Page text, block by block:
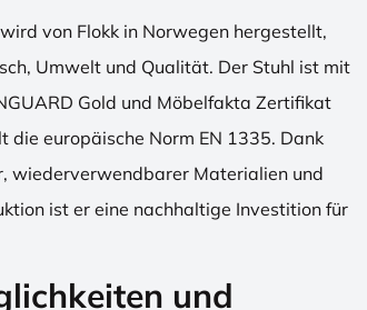
von Flokk in Norwegen hergestellt,
Umwelt und Qualität. Der Stuhl ist mit
Gold und Möbelfakta Zertifikat
die europäische Norm EN 1335. Dank
wiederverwendbarer Materialien und
ist er eine nachhaltige Investition für
und